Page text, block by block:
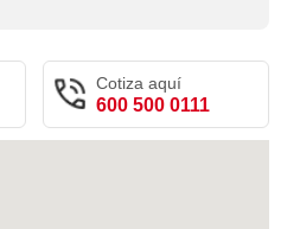
Cotiza aquí
600 500 0111